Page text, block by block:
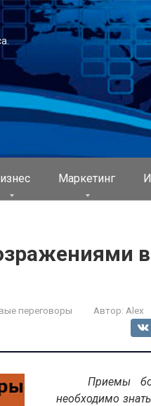
Маркетинг
переговоры Автор: Alex
Приемы
необходимо